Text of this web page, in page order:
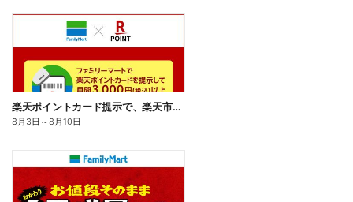
楽天ポイントカード提示で、楽天市場でのお買い物がおトクに!
8月3日 ～8月10日